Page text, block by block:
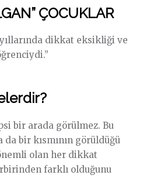
ÇOCUKLAR
dikkat eksikliği ve
bir arada görülmez. Bu
bir kısmının görüldüğü
olan her dikkat
farklı olduğunu